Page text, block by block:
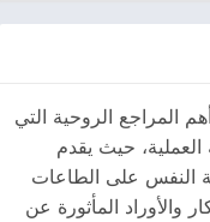
المراجع الروحية التي
العملية، حيث يقدم
النفس على الطاعات
والأوراد المأثورة عن